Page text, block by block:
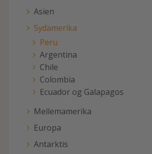
Asien
Sydamerika
Peru
Argentina
Chile
Colombia
Ecuador og Galapagos
Mellemamerika
Europa
Antarktis